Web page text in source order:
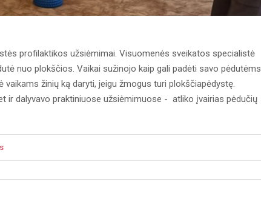
profilaktikos užsiėmimai. Visuomenės sveikatos specialistė
nuo plokščios. Vaikai sužinojo kaip gali padėti savo pėdutėms
žinių ką daryti, jeigu žmogus turi plokščiapėdystę.
ir dalyvavo praktiniuose užsiėmimuose - atliko įvairias pėdučių